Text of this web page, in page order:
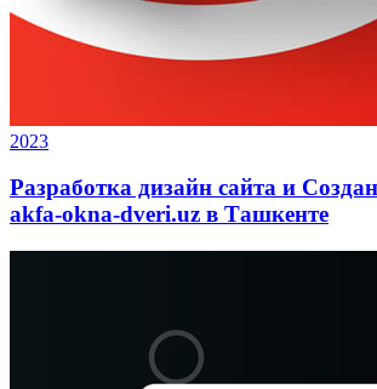
2023
Разработка дизайн сайта и
akfa-okna-dveri.uz в Ташкенте